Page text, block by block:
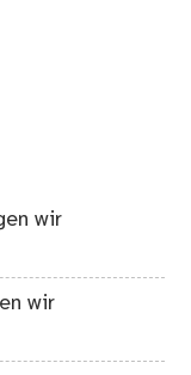
wir
wir